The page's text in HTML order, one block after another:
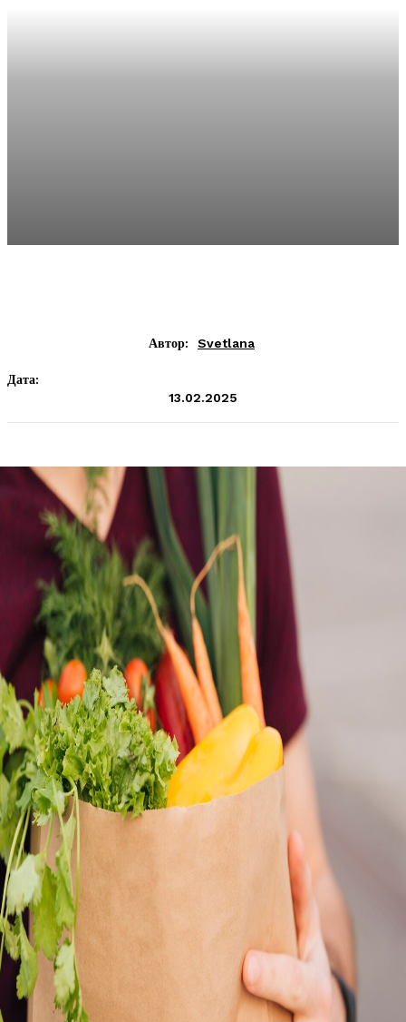
Автор: Svetlana
Дата:
13.02.2025